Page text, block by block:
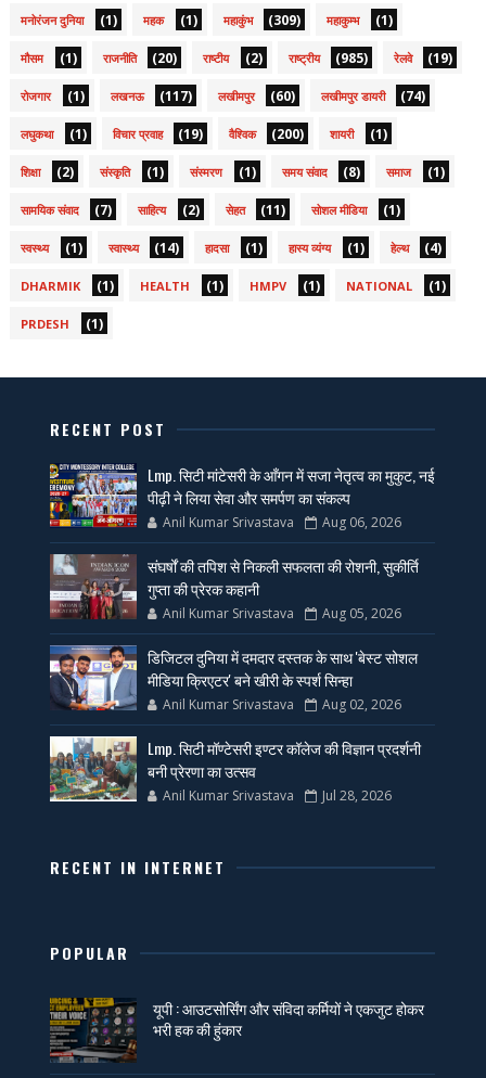
मनोरंजन दुनिया (1) महक (1) महाकुंभ (309) महाकुम्भ (1)
मौसम (1) राजनीति (20) राष्टीय (2) राष्ट्रीय (985) रेलवे (19)
रोजगार (1) लखनऊ (117) लखीमपुर (60) लखीमपुर डायरी (74)
लघुकथा (1) विचार प्रवाह (19) वैश्विक (200) शायरी (1)
शिक्षा (2) संस्कृति (1) संस्मरण (1) समय संवाद (8) समाज (1)
सामयिक संवाद (7) साहित्य (2) सेहत (11) सोशल मीडिया (1)
स्वस्थ्य (1) स्वास्थ्य (14) हादसा (1) हास्य व्यंग्य (1) हेल्थ (4)
DHARMIK (1) HEALTH (1) HMPV (1) NATIONAL (1)
PRDESH (1)
RECENT POST
Lmp. सिटी मांटेसरी के आँगन में सजा नेतृत्व का मुकुट, नई
पीढ़ी ने लिया सेवा और समर्पण का संकल्प
Anil Kumar Srivastava Aug 06, 2026
संघर्षों की तपिश से निकली सफलता की रोशनी, सुकीर्ति
गुप्ता की प्रेरक कहानी
Anil Kumar Srivastava Aug 05, 2026
डिजिटल दुनिया में दमदार दस्तक के साथ 'बेस्ट सोशल
मीडिया क्रिएटर' बने खीरी के स्पर्श सिन्हा
Anil Kumar Srivastava Aug 02, 2026
Lmp. सिटी मॉण्टेसरी इण्टर कॉलेज की विज्ञान प्रदर्शनी
बनी प्रेरणा का उत्सव
Anil Kumar Srivastava Jul 28, 2026
RECENT IN INTERNET
POPULAR
यूपी : आउटसोर्सिंग और संविदा कर्मियों ने एकजुट होकर
भरी हक की हुंकार